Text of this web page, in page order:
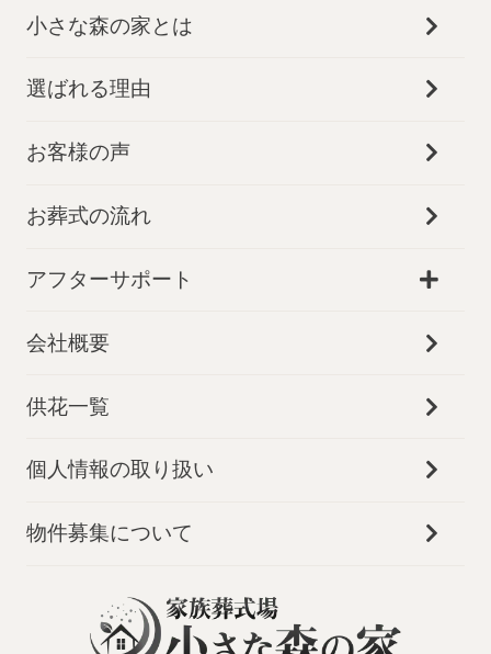
小さな森の家とは
選ばれる理由
お客様の声
お葬式の流れ
アフターサポート
会社概要
供花一覧
個人情報の取り扱い
物件募集について